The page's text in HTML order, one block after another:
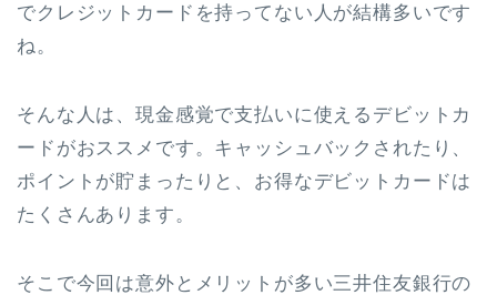
でクレジットカードを持ってない人が結構多いです
ね。
そんな人は、現金感覚で支払いに使えるデビットカ
ードがおススメです。キャッシュバックされたり、
ポイントが貯まったりと、お得なデビットカードは
たくさんあります。
そこで今回は意外とメリットが多い三井住友銀行の